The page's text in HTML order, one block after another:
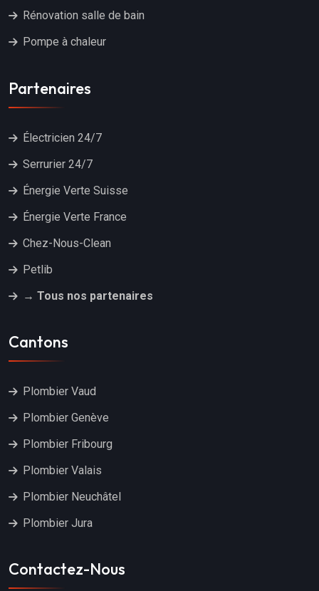
Rénovation salle de bain
Pompe à chaleur
Partenaires
Électricien 24/7
Serrurier 24/7
Énergie Verte Suisse
Énergie Verte France
Chez-Nous-Clean
Petlib
→ Tous nos partenaires
Cantons
Plombier Vaud
Plombier Genève
Plombier Fribourg
Plombier Valais
Plombier Neuchâtel
Plombier Jura
Contactez-Nous